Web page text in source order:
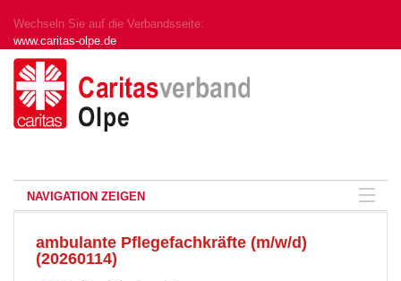
Wechseln Sie auf die Verbandsseite:
www.caritas-olpe.de
NAVIGATION ZEIGEN
ambulante Pflegefachkräfte (m/w/d)
(20260114)